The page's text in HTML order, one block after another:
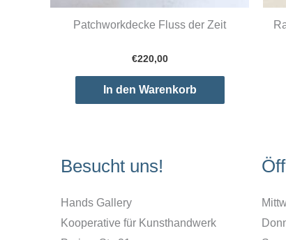
Patchworkdecke Fluss der Zeit
€220,00
In den Warenkorb
Besucht uns!
Hands Gallery
Kooperative für Kunsthandwerk